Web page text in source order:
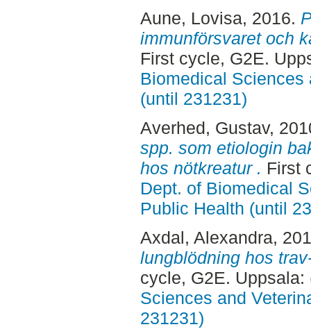
Aune, Lovisa, 2016.
immunförsvaret och
First cycle, G2E.
Biomedical Sciences
(until 231231)
Averhed, Gustav,
spp. som etiologin
hos nötkreatur . First
Dept. of Biomedical
Public Health (until
Axdal, Alexandra,
lungblödning hos
cycle, G2E. Uppsala:
Sciences and
231231)